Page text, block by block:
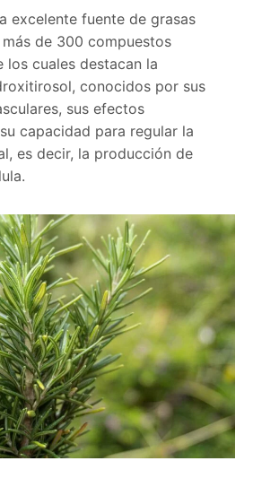
excelente fuente de grasas
de 300 compuestos
los cuales destacan la
conocidos por sus
sus efectos
capacidad para regular la
es decir, la producción de